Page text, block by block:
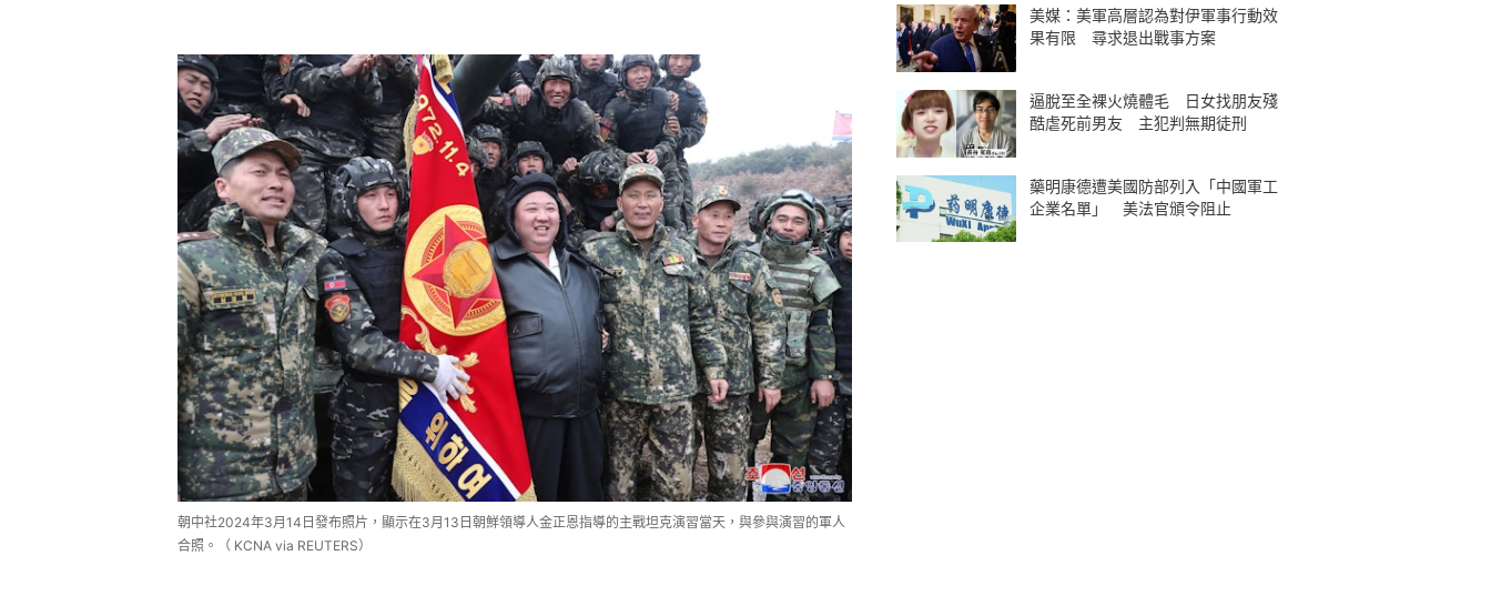
朝中社2024年3月14日發布照片，顯示在3月13日朝鮮領導人金正恩指導的主戰坦克演習當天，與參與演習的軍人
合照。（ KCNA via REUTERS）
美媒：美軍高層認為對伊軍事行動效
果有限 尋求退出戰事方案
逼脫至全裸火燒體毛 日女找朋友殘
酷虐死前男友 主犯判無期徒刑
藥明康德遭美國防部列入「中國軍工
企業名單」 美法官頒令阻止